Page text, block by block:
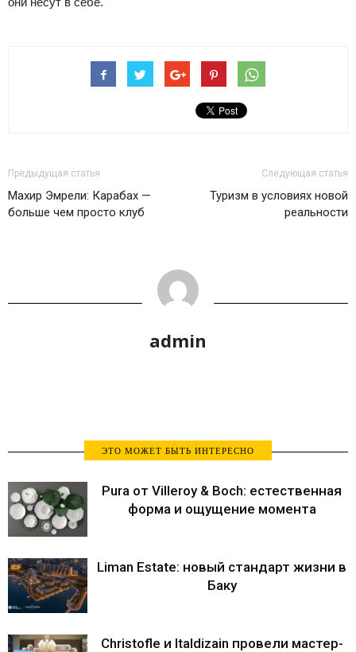
Предыдущая статья
Махир Эмрели: Карабах —
больше чем просто клуб
Следующая статья
Туризм в условиях новой
реальности
admin
ЭТО МОЖЕТ БЫТЬ ИНТЕРЕСНО
Pura от Villeroy & Boch: естественная
форма и ощущение момента
Liman Estate: новый стандарт жизни в
Баку
Christofle и Italdizain провели мастер-